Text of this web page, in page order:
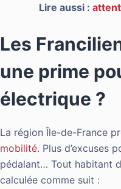
Lire aussi :
Les
une prime
électrique ?
La région Île-de-France
mobilité. Plus d’excuses
pédalant… Tout habitant
calculée comme suit :